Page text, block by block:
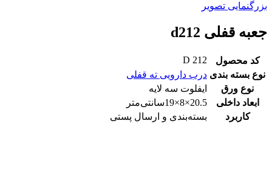
بزرگنمایی تصویر
جعبه قفلی d212
کد محصول
D 212
نوع بسته بندی درب دارویی ته قفلی
نوع ورق
ایفلوت سه لایه
ابعاد داخلی
20.5×8×19سانتی‌متر
کاربرد
بسته‌بندی و ارسال پستی